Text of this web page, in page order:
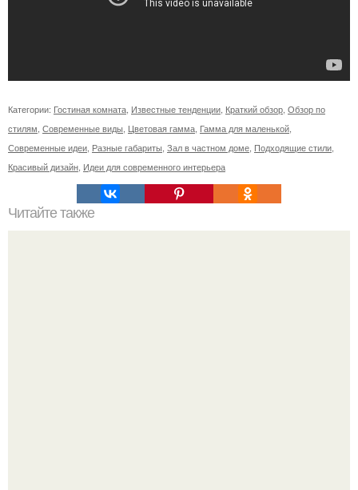
Категории: Гостиная комната, Известные тенденции, Краткий обзор, Обзор по
стилям, Современные виды, Цветовая гамма, Гамма для маленькой,
Современные идеи, Разные габариты, Зал в частном доме, Подходящие стили,
Красивый дизайн, Идеи для современного интерьера
Читайте также